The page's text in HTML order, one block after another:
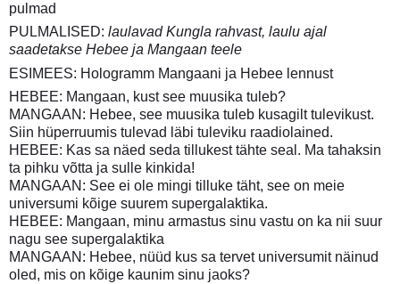
pulmad
PULMALISED: laulavad Kungla rahvast, laulu ajal
saadetakse Hebee ja Mangaan teele
ESIMEES: Hologramm Mangaani ja Hebee lennust
HEBEE: Mangaan, kust see muusika tuleb?
MANGAAN: Hebee, see muusika tuleb kusagilt tulevikust.
Siin hüperruumis tulevad läbi tuleviku raadiolained.
HEBEE: Kas sa näed seda tillukest tähte seal. Ma tahaksin
ta pihku võtta ja sulle kinkida!
MANGAAN: See ei ole mingi tilluke täht, see on meie
universumi kõige suurem supergalaktika.
HEBEE: Mangaan, minu armastus sinu vastu on ka nii suur
nagu see supergalaktika
MANGAAN: Hebee, nüüd kus sa tervet universumit näinud
oled, mis on kõige kaunim sinu jaoks?